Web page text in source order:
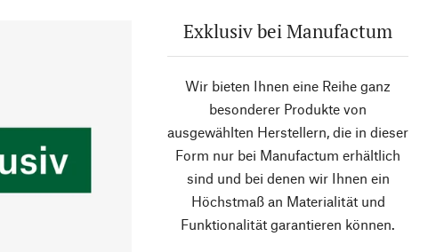
Exklusiv bei Manufactum
Wir bieten Ihnen eine Reihe ganz
besonderer Produkte von
ausgewählten Herstellern, die in dieser
Form nur bei Manufactum erhältlich
sind und bei denen wir Ihnen ein
Höchstmaß an Materialität und
Funktionalität garantieren können.